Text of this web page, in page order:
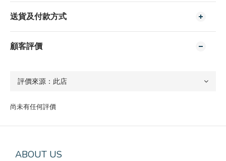
送貨及付款方式
顧客評價
尚未有任何評價
ABOUT US